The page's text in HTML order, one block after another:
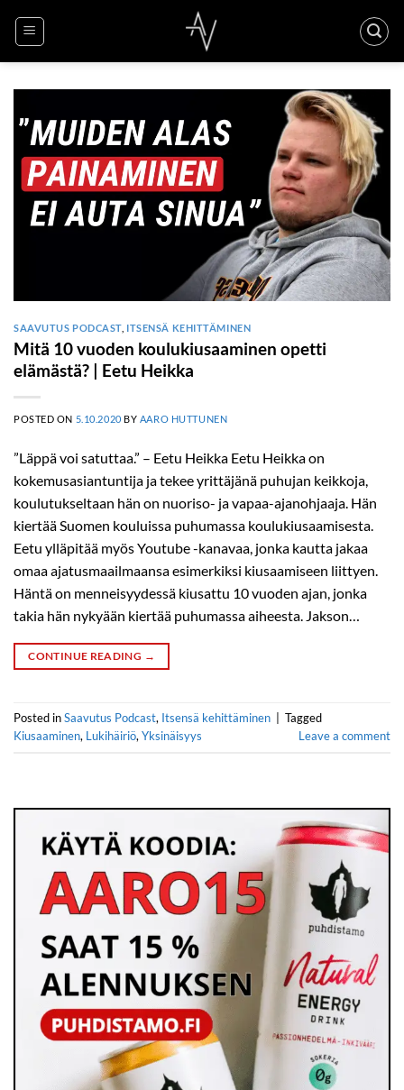
SAAVUTUS PODCAST, ITSENSÄ KEHITTÄMINEN
Mitä 10 vuoden koulukiusaaminen opetti
elämästä? | Eetu Heikka
POSTED ON 5.10.2020 BY AARO HUTTUNEN
”Läppä voi satuttaa.” – Eetu Heikka Eetu Heikka on
kokemusasiantuntija ja tekee yrittäjänä puhujan keikkoja,
koulutukseltaan hän on nuoriso- ja vapaa-ajanohjaaja. Hän
kiertää Suomen kouluissa puhumassa koulukiusaamisesta.
Eetu ylläpitää myös Youtube -kanavaa, jonka kautta jakaa
omaa ajatusmaailmaansa esimerkiksi kiusaamiseen liittyen.
Häntä on menneisyydessä kiusattu 10 vuoden ajan, jonka
takia hän nykyään kiertää puhumassa aiheesta. Jakson…
CONTINUE READING →
Posted inSaavutus Podcast, Itsensä kehittäminen
Tagged
Kiusaaminen, Lukihäiriö, Yksinäisyys Leave a comment